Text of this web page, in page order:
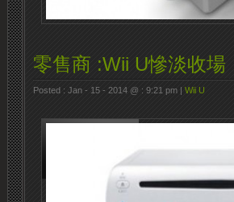
零售商 :Wii U慘淡收場
Posted : Jan - 15 - 2014 @ : 9:21 pm | Wii U